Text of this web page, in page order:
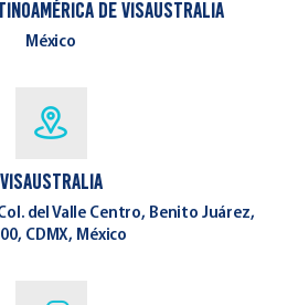
de Visaustralia
México
Visaustralia
del Valle Centro, Benito Juárez,
CDMX, México